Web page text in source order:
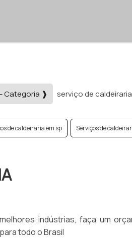
Categoria ❱ serviço de caldeiraria
de caldeiraria em sp Serviços de
indústrias, faça um
todo o Brasil